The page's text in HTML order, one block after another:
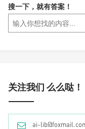
搜一下，就有答案！
关注我们 么么哒！
ai-